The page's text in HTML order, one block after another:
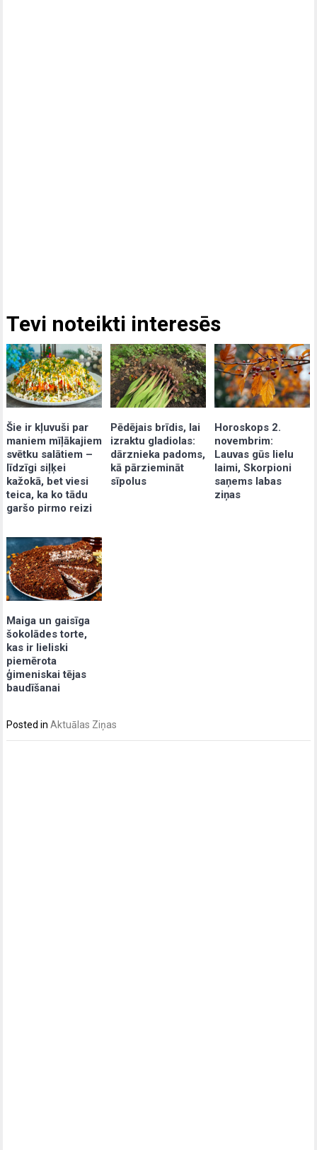
Tevi noteikti interesēs
Šie ir kļuvuši par
maniem mīļākajiem
svētku salātiem –
līdzīgi siļķei
kažokā, bet viesi
teica, ka ko tādu
garšo pirmo reizi
Pēdējais brīdis, lai
izraktu gladiolas:
dārznieka padoms,
kā pārziemināt
sīpolus
Horoskops 2.
novembrim:
Lauvas gūs lielu
laimi, Skorpioni
saņems labas
ziņas
Maiga un gaisīga
šokolādes torte,
kas ir lieliski
piemērota
ģimeniskai tējas
baudīšanai
Posted inAktuālas Ziņas